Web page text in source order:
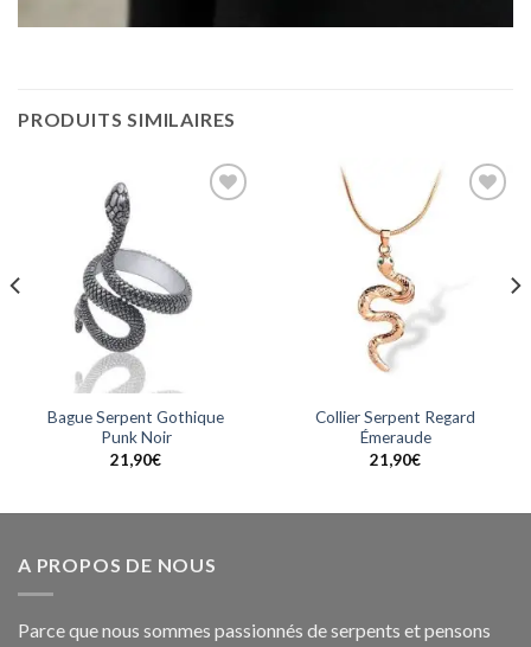
PRODUITS SIMILAIRES
Bague Serpent Gothique
Punk Noir
21,90€
Collier Serpent Regard
Émeraude
21,90€
A PROPOS DE NOUS
Parce que nous sommes passionnés de serpents et pensons